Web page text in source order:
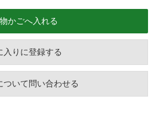
入りに登録する
ついて問い合わせる